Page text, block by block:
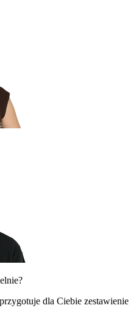
dla Ciebie zestawienie